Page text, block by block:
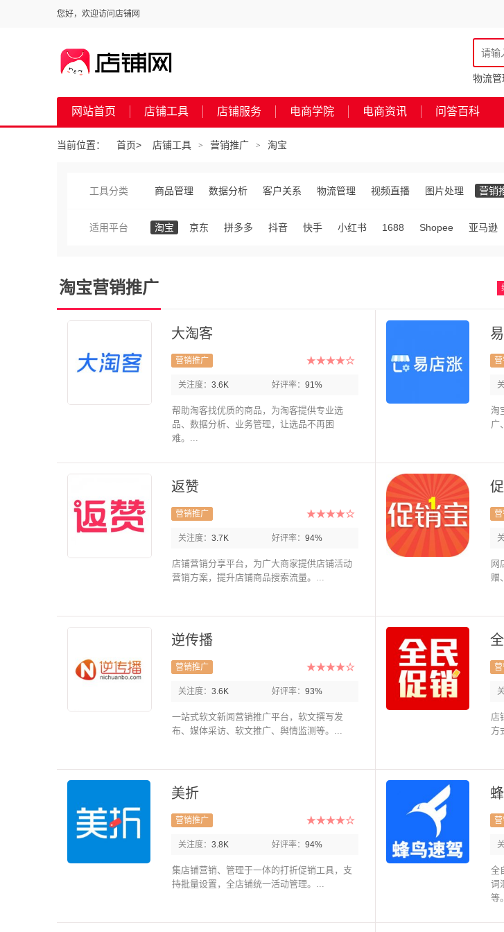
您好，欢迎访问店铺网
物流管
网站首页 店铺工具 店铺服务 电商学院 电商资讯 问答百科
当前位置： 首页> 店铺工具 > 营销推广 > 淘宝
工具分类 商品管理 数据分析 客户关系 物流管理 视频直播 图片处理 营销
适用平台 淘宝 京东 拼多多 抖音 快手 小红书 1688 Shopee 亚马逊
淘宝营销推广
大淘客
营销推广
关注度： 3.6K 好评率： 91%
帮助淘客找优质的商品，为淘客提供专业选
品、数据分析、业务管理，让选品不再困
难。...
淘
广
返赞
营销推广
关注度： 3.7K 好评率： 94%
店铺营销分享平台，为广大商家提供店铺活动
营销方案，提升店铺商品搜索流量。...
网
赠
逆传播
营销推广
关注度： 3.6K 好评率： 93%
一站式软文新闻营销推广平台，软文撰写发
布、媒体采访、软文推广、舆情监测等。...
店
方
美折
营销推广
关注度： 3.8K 好评率： 94%
集店铺营销、管理于一体的打折促销工具，支
持批量设置，全店铺统一活动管理。...
全
词
等